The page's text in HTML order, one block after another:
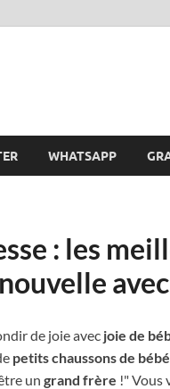
WHATSAPP
: les
de joie avec joie de
petits chaussons de bébé
un grand frère !" Vous